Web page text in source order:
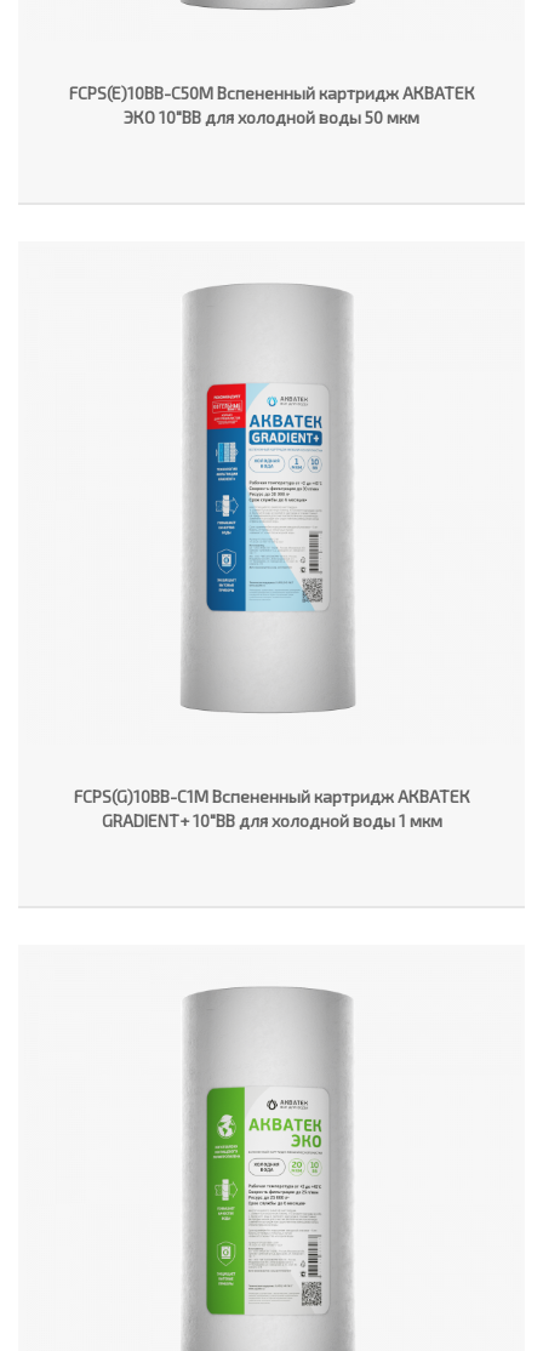
FCPS(E)10BB-C50M Вспененный картридж АКВАТЕК
ЭКО 10"ВВ для холодной воды 50 мкм
FCPS(G)10BB-C1M Вспененный картридж АКВАТЕК
GRADIENT+ 10"ВВ для холодной воды 1 мкм